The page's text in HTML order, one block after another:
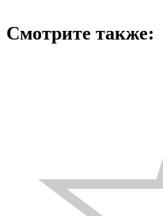
Смотрите также: